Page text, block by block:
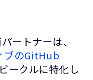
ートナーは、
ブのGitHub
ークルに特化し